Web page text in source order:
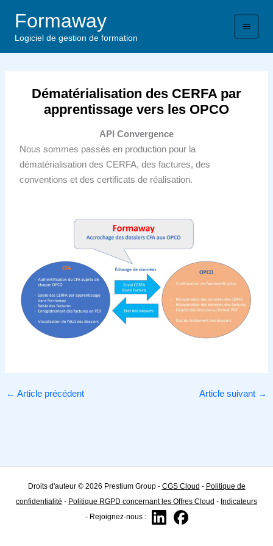
contenu
Formaway
Logiciel de gestion de formation
Dématérialisation des CERFA par
apprentissage vers les OPCO
API Convergence
Nous sommes passés en production pour la
dématérialisation des CERFA, des factures, des
conventions et des certificats de réalisation.
← Article précédent Article suivant →
Droits d'auteur © 2026 Prestium Group - CGS Cloud - Politique de
confidentialité - Politique RGPD concernant les Offres Cloud - Indicateurs
- Rejoignez-nous :